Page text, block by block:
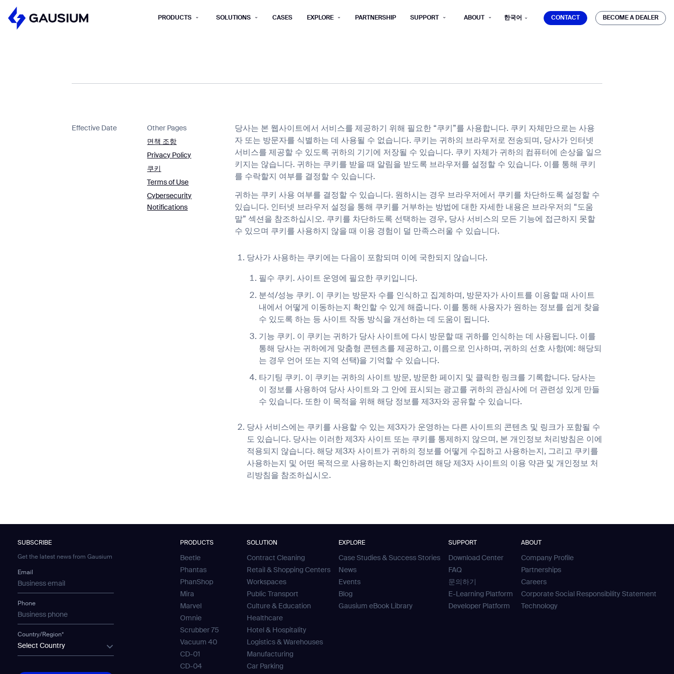
PRODUCTS SOLUTIONS CASES EXPLORE PARTNERSHIP SUPPORT ABOUT 한국어 CONTACT
BECOME A DEALER
Effective Date
Other Pages
면책 조항
Privacy Policy
쿠키
Terms of Use
Cybersecurity
Notifications
당사는 본 웹사이트에서 서비스를 제공하기 위해 필요한 “쿠키”를 사용합니다. 쿠키 자체만으로는 사용
자 또는 방문자를 식별하는 데 사용될 수 없습니다. 쿠키는 귀하의 브라우저로 전송되며, 당사가 인터넷
서비스를 제공할 수 있도록 귀하의 기기에 저장될 수 있습니다. 쿠키 자체가 귀하의 컴퓨터에 손상을 일으
키지는 않습니다. 귀하는 쿠키를 받을 때 알림을 받도록 브라우저를 설정할 수 있습니다. 이를 통해 쿠키
를 수락할지 여부를 결정할 수 있습니다.
귀하는 쿠키 사용 여부를 결정할 수 있습니다. 원하시는 경우 브라우저에서 쿠키를 차단하도록 설정할 수
있습니다. 인터넷 브라우저 설정을 통해 쿠키를 거부하는 방법에 대한 자세한 내용은 브라우저의 “도움
말” 섹션을 참조하십시오. 쿠키를 차단하도록 선택하는 경우, 당사 서비스의 모든 기능에 접근하지 못할
수 있으며 쿠키를 사용하지 않을 때 이용 경험이 덜 만족스러울 수 있습니다.
당사가 사용하는 쿠키에는 다음이 포함되며 이에 국한되지 않습니다.
필수 쿠키. 사이트 운영에 필요한 쿠키입니다.
분석/성능 쿠키. 이 쿠키는 방문자 수를 인식하고 집계하며, 방문자가 사이트를 이용할 때 사이트
내에서 어떻게 이동하는지 확인할 수 있게 해줍니다. 이를 통해 사용자가 원하는 정보를 쉽게 찾을
수 있도록 하는 등 사이트 작동 방식을 개선하는 데 도움이 됩니다.
기능 쿠키. 이 쿠키는 귀하가 당사 사이트에 다시 방문할 때 귀하를 인식하는 데 사용됩니다. 이를
통해 당사는 귀하에게 맞춤형 콘텐츠를 제공하고, 이름으로 인사하며, 귀하의 선호 사항(예: 해당되
는 경우 언어 또는 지역 선택)을 기억할 수 있습니다.
타기팅 쿠키. 이 쿠키는 귀하의 사이트 방문, 방문한 페이지 및 클릭한 링크를 기록합니다. 당사는
이 정보를 사용하여 당사 사이트와 그 안에 표시되는 광고를 귀하의 관심사에 더 관련성 있게 만들
수 있습니다. 또한 이 목적을 위해 해당 정보를 제3자와 공유할 수 있습니다.
당사 서비스에는 쿠키를 사용할 수 있는 제3자가 운영하는 다른 사이트의 콘텐츠 및 링크가 포함될 수
도 있습니다. 당사는 이러한 제3자 사이트 또는 쿠키를 통제하지 않으며, 본 개인정보 처리방침은 이에
적용되지 않습니다. 해당 제3자 사이트가 귀하의 정보를 어떻게 수집하고 사용하는지, 그리고 쿠키를
사용하는지 및 어떤 목적으로 사용하는지 확인하려면 해당 제3자 사이트의 이용 약관 및 개인정보 처
리방침을 참조하십시오.
SUBSCRIBE
Get the latest news from Gausium
Email
Phone
Country/Region*
Select Country
PRODUCTS
Beetle
Phantas
PhanShop
Mira
Marvel
Omnie
Scrubber 75
Vacuum 40
CD-01
CD-04
SOLUTION
Contract Cleaning
Retail & Shopping Centers
Workspaces
Public Transport
Culture & Education
Healthcare
Hotel & Hospitality
Logistics & Warehouses
Manufacturing
Car Parking
EXPLORE
Case Studies & Success Stories
News
Events
Blog
Gausium eBook Library
SUPPORT
Download Center
FAQ
문의하기
E-Learning Platform
Developer Platform
ABOUT
Company Profile
Partnerships
Careers
Corporate Social Responsibility Statement
Technology
Please select the type of business you’d like to have with Gausium.
BECOME A DISTRIBUTOR
BECOME A DISTRIBUTOR PURCHASE PRODUCTS
NEXT STEP
Thank you for filling out the form
BACK
How did you hear about us?* Country/Region*
Province/State*
City
Inquiry Type*
Comments
I agree to receive the latest news from Gausium. I am aware that I can unsubscribe at any time.
SUBMIT
By clicking “Submit”, I authorize Gausium to contact me. Privacy Policy.